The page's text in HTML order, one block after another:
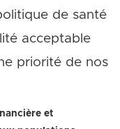
de santé
acceptable
priorité de nos
et